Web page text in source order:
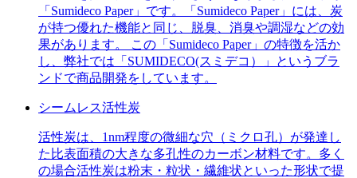
「Sumideco Paper」です。「Sumideco Paper」には、炭
が持つ優れた機能と同じ、脱臭、消臭や調湿などの効
果があります。 この「Sumideco Paper」の特徴を活か
し、弊社では「SUMIDECO(スミデコ）」というブラ
ンドで商品開発をしています。
シームレス活性炭
活性炭は、1nm程度の微細な穴（ミクロ孔）が発達し
た比表面積の大きな多孔性のカーボン材料です。多く
の場合活性炭は粉末・粒状・繊維状といった形状で提